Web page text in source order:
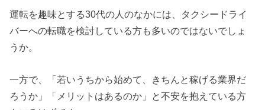
運転を趣味とする30代の人のなかには、タクシードライ
バーへの転職を検討している方も多いのではないでしょ
うか。
一方で、「若いうちから始めて、きちんと稼げる業界だ
ろうか」「メリットはあるのか」と不安を抱えている方